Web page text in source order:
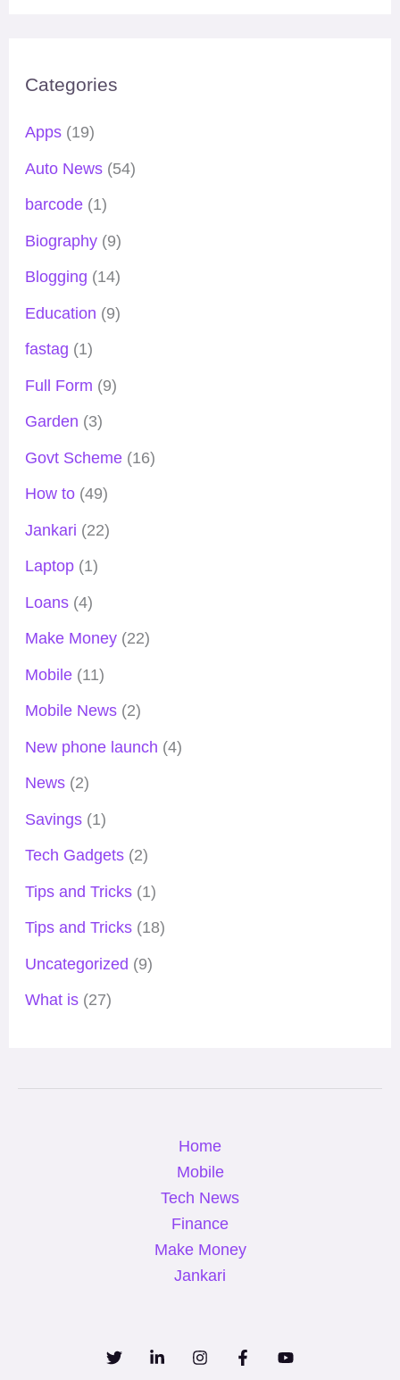
Categories
Apps(19)
Auto News(54)
barcode(1)
Biography(9)
Blogging (14)
Education (9)
fastag (1)
Full Form (9)
Garden (3)
Govt Scheme(16)
How to(49)
Jankari (22)
Laptop(1)
Loans(4)
Make Money(22)
Mobile(11)
Mobile News(2)
New phone launch (4)
News(2)
Savings(1)
Tech Gadgets(2)
Tips and Tricks(1)
Tips and Tricks(18)
Uncategorized (9)
What is(27)
Home
Mobile
Tech News
Finance
Make Money
Jankari